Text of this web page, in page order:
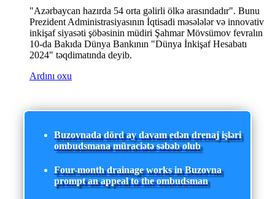
"Azərbaycan hazırda 54 orta gəlirli ölkə arasındadır". Bunu
Prezident Administrasiyasının İqtisadi məsələlər və innovativ
inkişaf siyasəti şöbəsinin müdiri Şahmar Mövsümov fevralın
10-da Bakıda Dünya Bankının "Dünya İnkişaf Hesabatı
2024" təqdimatında deyib.
Ardını oxu
Buzovnada dörd ay davam edən drenaj işləri
ombudsmana müraciətə səbəb olub
Four-month drainage works in Buzovna
prompt an appeal to the ombudsman